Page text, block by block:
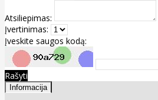
Atsiliepimas:
Įvertinimas:
Įveskite saugos kodą:
Rašyti
Informacija